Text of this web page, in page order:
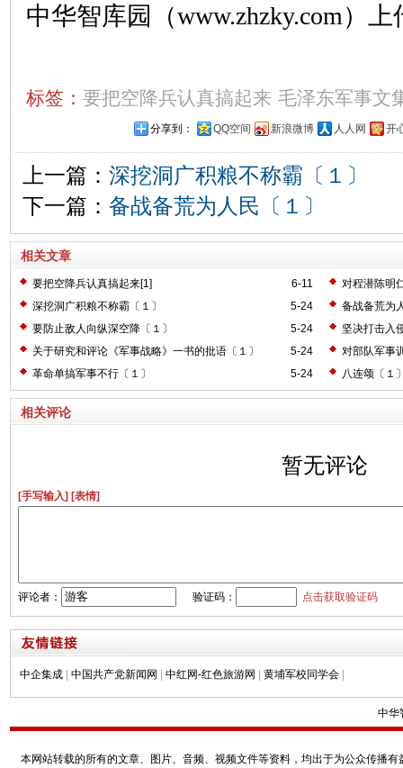
中华智库园（www.zhzky.com）上
标签： 要把空降兵认真搞起来 毛泽东军事文
分享到： QQ空间 新浪微博 人人网 开
上一篇： 深挖洞广积粮不称霸〔１〕
下一篇： 备战备荒为人民〔１〕
相关文章
6-11
要把空降兵认真搞起来[1]
对程潜陈明
5-24
深挖洞广积粮不称霸〔１〕
备战备荒为
5-24
要防止敌人向纵深空降〔１〕
坚决打击入
5-24
关于研究和评论《军事战略》一书的批语〔１〕
对部队军事
5-24
革命单搞军事不行〔１〕 八连颂〔１
相关评论
暂无评论
[手写输入] [表情]
评论者： 验证码： 点击获取验证码
中企集成 中国共产党新闻网 中红网-红色旅游网 黄埔军校同学会
中华
本网站转载的所有的文章、图片、音频、视频文件等资料，均出于为公众传播